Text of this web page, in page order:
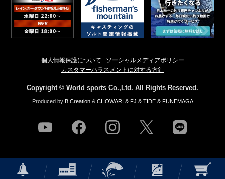
個人情報保護について
ソーシャルメディアポリシー
カスタマーハラスメントに対する方針
Copyright © World sports Co.,Ltd. All Rights Reserved.
Produced by B.Creation& CHOWARI & FJ & TIDE& FUNEMAGA
youtube facebook instagram line
NEWS 店舗情報 釣果情報 HOW TO